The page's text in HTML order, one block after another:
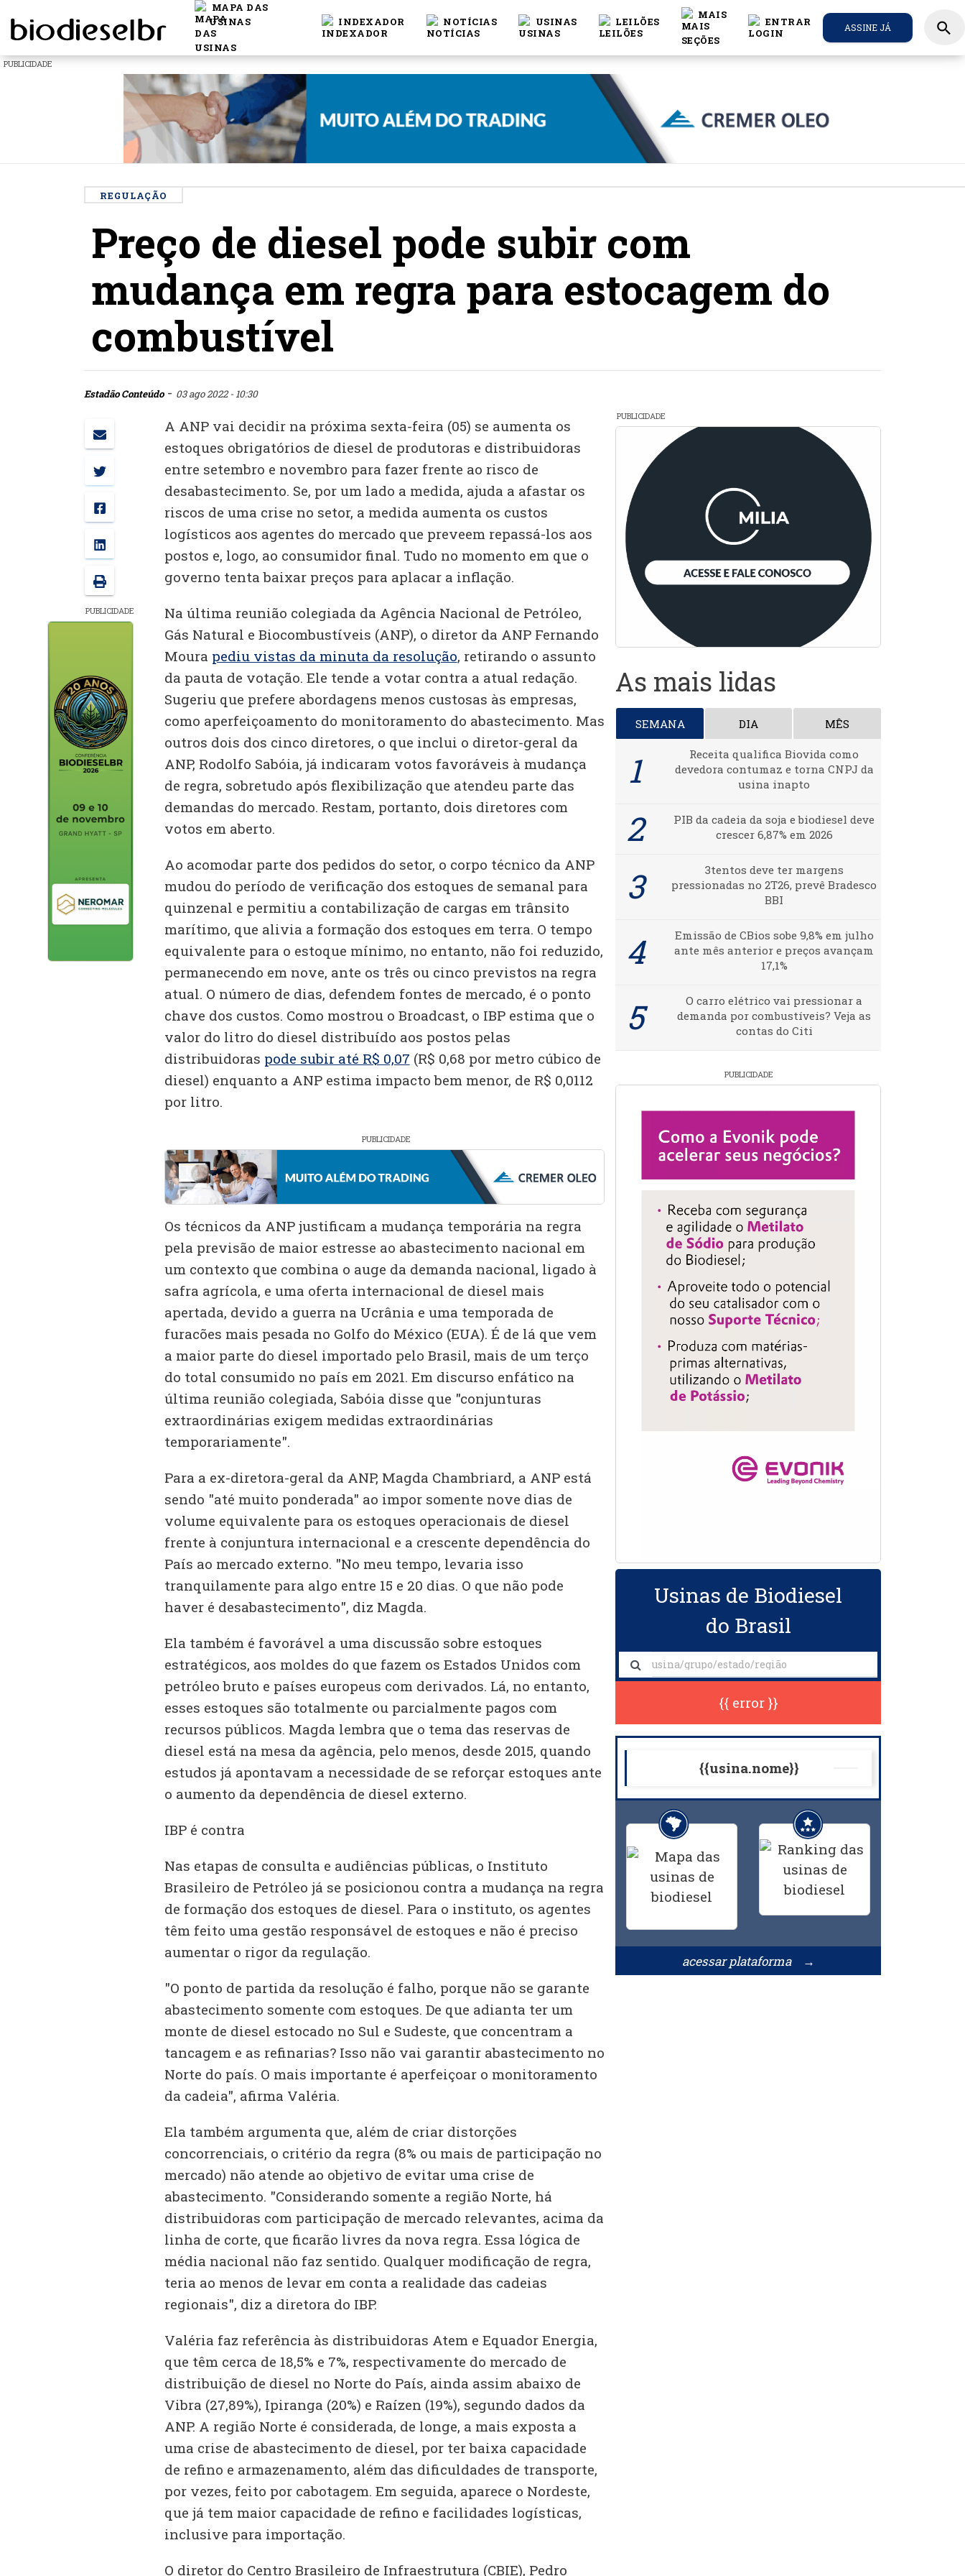
MAPA DAS
USINAS
INDEXADOR NOTÍCIAS USINAS LEILÕES
MAIS
ENTRAR ASSINE JÁ search
PUBLICIDADE
REGULAÇÃO
Preço de diesel pode subir com
mudança em regra para estocagem do
combustível
Estadão Conteúdo- 03 ago 2022 - 10:30
PUBLICIDADE
A ANP vai decidir na próxima sexta-feira (05) se aumenta os
estoques obrigatórios de diesel de produtoras e distribuidoras
entre setembro e novembro para fazer frente ao risco de
desabastecimento. Se, por um lado a medida, ajuda a afastar os
riscos de uma crise no setor, a medida aumenta os custos
logísticos aos agentes do mercado que preveem repassá-los aos
postos e, logo, ao consumidor final. Tudo no momento em que o
governo tenta baixar preços para aplacar a inflação.
Na última reunião colegiada da Agência Nacional de Petróleo,
Gás Natural e Biocombustíveis (ANP), o diretor da ANP Fernando
Moura pediu vistas da minuta da resolução, retirando o assunto
da pauta de votação. Ele tende a votar contra a atual redação.
Sugeriu que prefere abordagens menos custosas às empresas,
como aperfeiçoamento do monitoramento do abastecimento. Mas
outros dois dos cinco diretores, o que inclui o diretor-geral da
ANP, Rodolfo Sabóia, já indicaram votos favoráveis à mudança
de regra, sobretudo após flexibilização que atendeu parte das
demandas do mercado. Restam, portanto, dois diretores com
votos em aberto.
Ao acomodar parte dos pedidos do setor, o corpo técnico da ANP
mudou do período de verificação dos estoques de semanal para
quinzenal e permitiu a contabilização de cargas em trânsito
marítimo, que alivia a formação dos estoques em terra. O tempo
equivalente para o estoque mínimo, no entanto, não foi reduzido,
permanecendo em nove, ante os três ou cinco previstos na regra
atual. O número de dias, defendem fontes de mercado, é o ponto
chave dos custos. Como mostrou o Broadcast, o IBP estima que o
valor do litro do diesel distribuído aos postos pelas
distribuidoras pode subir até R$ 0,07 (R$ 0,68 por metro cúbico de
diesel) enquanto a ANP estima impacto bem menor, de R$ 0,0112
por litro.
PUBLICIDADE
Os técnicos da ANP justificam a mudança temporária na regra
pela previsão de maior estresse ao abastecimento nacional em
um contexto que combina o auge da demanda nacional, ligado à
safra agrícola, e uma oferta internacional de diesel mais
apertada, devido a guerra na Ucrânia e uma temporada de
furacões mais pesada no Golfo do México (EUA). É de lá que vem
a maior parte do diesel importado pelo Brasil, mais de um terço
do total consumido no país em 2021. Em discurso enfático na
última reunião colegiada, Sabóia disse que "conjunturas
extraordinárias exigem medidas extraordinárias
temporariamente".
Para a ex-diretora-geral da ANP, Magda Chambriard, a ANP está
sendo "até muito ponderada" ao impor somente nove dias de
volume equivalente para os estoques operacionais de diesel
frente à conjuntura internacional e a crescente dependência do
País ao mercado externo. "No meu tempo, levaria isso
tranquilamente para algo entre 15 e 20 dias. O que não pode
haver é desabastecimento", diz Magda.
Ela também é favorável a uma discussão sobre estoques
estratégicos, aos moldes do que fazem os Estados Unidos com
petróleo bruto e países europeus com derivados. Lá, no entanto,
esses estoques são totalmente ou parcialmente pagos com
recursos públicos. Magda lembra que o tema das reservas de
diesel está na mesa da agência, pelo menos, desde 2015, quando
estudos já apontavam a necessidade de se reforçar estoques ante
o aumento da dependência de diesel externo.
IBP é contra
Nas etapas de consulta e audiências públicas, o Instituto
Brasileiro de Petróleo já se posicionou contra a mudança na regra
de formação dos estoques de diesel. Para o instituto, os agentes
têm feito uma gestão responsável de estoques e não é preciso
aumentar o rigor da regulação.
"O ponto de partida da resolução é falho, porque não se garante
abastecimento somente com estoques. De que adianta ter um
monte de diesel estocado no Sul e Sudeste, que concentram a
tancagem e as refinarias? Isso não vai garantir abastecimento no
Norte do país. O mais importante é aperfeiçoar o monitoramento
da cadeia", afirma Valéria.
Ela também argumenta que, além de criar distorções
concorrenciais, o critério da regra (8% ou mais de participação no
mercado) não atende ao objetivo de evitar uma crise de
abastecimento. "Considerando somente a região Norte, há
distribuidoras com participação de mercado relevantes, acima da
linha de corte, que ficarão livres da nova regra. Essa lógica de
média nacional não faz sentido. Qualquer modificação de regra,
teria ao menos de levar em conta a realidade das cadeias
regionais", diz a diretora do IBP.
Valéria faz referência às distribuidoras Atem e Equador Energia,
que têm cerca de 18,5% e 7%, respectivamente do mercado de
distribuição de diesel no Norte do País, ainda assim abaixo de
Vibra (27,89%), Ipiranga (20%) e Raízen (19%), segundo dados da
ANP. A região Norte é considerada, de longe, a mais exposta a
uma crise de abastecimento de diesel, por ter baixa capacidade
de refino e armazenamento, além das dificuldades de transporte,
por vezes, feito por cabotagem. Em seguida, aparece o Nordeste,
que já tem maior capacidade de refino e facilidades logísticas,
inclusive para importação.
O diretor do Centro Brasileiro de Infraestrutura (CBIE), Pedro
PUBLICIDADE
As mais lidas
SEMANA DIA MÊS
Receita qualifica Biovida como
devedora contumaz e torna CNPJ da
usina inapto
PIB da cadeia da soja e biodiesel deve
crescer 6,87% em 2026
3tentos deve ter margens
pressionadas no 2T26, prevê Bradesco
BBI
Emissão de CBios sobe 9,8% em julho
ante mês anterior e preços avançam
17,1%
O carro elétrico vai pressionar a
demanda por combustíveis? Veja as
contas do Citi
PUBLICIDADE
Usinas de Biodiesel
do Brasil
{{ error }}
{{usina.nome}}
acessar plataforma →